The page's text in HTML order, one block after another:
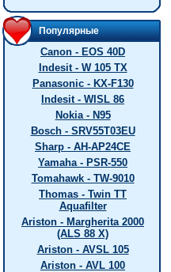
Популярные
Canon - EOS 40D
Indesit - W 105 TX
Panasonic - KX-F130
Indesit - WISL 86
Nokia - N95
Bosch - SRV55T03EU
Sharp - AH-AP24CE
Yamaha - PSR-550
Tomahawk - TW-9010
Thomas - Twin TT
Aquafilter
Ariston - Margherita 2000
(ALS 88 X)
Ariston - AVSL 105
Ariston - AVL 100